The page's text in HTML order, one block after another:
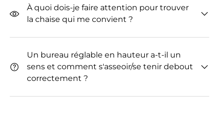
À quoi dois-je faire attention pour trouver
la chaise qui me convient ?
Un bureau réglable en hauteur a-t-il un
sens et comment s'asseoir/se tenir debout
correctement ?